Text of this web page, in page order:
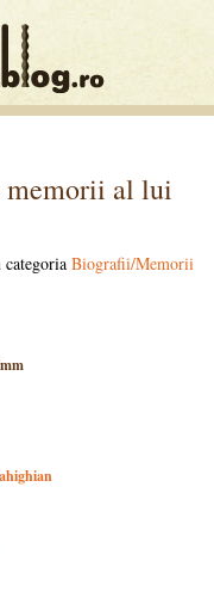
memorii al lui
Biografii/Memorii